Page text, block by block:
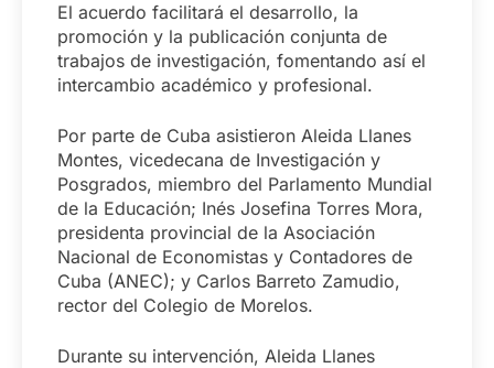
El acuerdo facilitará el desarrollo, la
promoción y la publicación conjunta de
trabajos de investigación, fomentando así el
intercambio académico y profesional.
Por parte de Cuba asistieron Aleida Llanes
Montes, vicedecana de Investigación y
Posgrados, miembro del Parlamento Mundial
de la Educación; Inés Josefina Torres Mora,
presidenta provincial de la Asociación
Nacional de Economistas y Contadores de
Cuba (ANEC); y Carlos Barreto Zamudio,
rector del Colegio de Morelos.
Durante su intervención, Aleida Llanes